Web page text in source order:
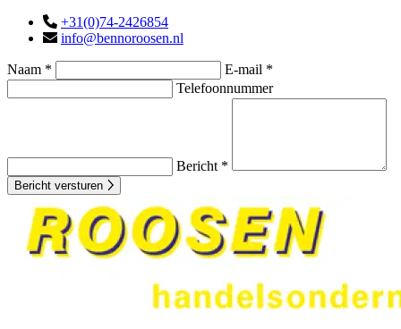
+31(0)74-2426854
info@bennoroosen.nl
Naam *
E-mail *
Telefoonnummer
Bericht *
Bericht versturen